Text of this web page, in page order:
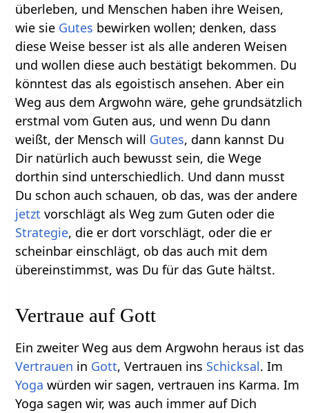
überleben, und Menschen haben ihre Weisen,
wie sie Gutes bewirken wollen; denken, dass
diese Weise besser ist als alle anderen Weisen
und wollen diese auch bestätigt bekommen. Du
könntest das als egoistisch ansehen. Aber ein
Weg aus dem Argwohn wäre, gehe grundsätzlich
erstmal vom Guten aus, und wenn Du dann
weißt, der Mensch will Gutes, dann kannst Du
Dir natürlich auch bewusst sein, die Wege
dorthin sind unterschiedlich. Und dann musst
Du schon auch schauen, ob das, was der andere
jetzt vorschlägt als Weg zum Guten oder die
Strategie, die er dort vorschlägt, oder die er
scheinbar einschlägt, ob das auch mit dem
übereinstimmst, was Du für das Gute hältst.
Vertraue auf Gott
Ein zweiter Weg aus dem Argwohn heraus ist das
Vertrauen in Gott, Vertrauen ins Schicksal. Im
Yoga würden wir sagen, vertrauen ins Karma. Im
Yoga sagen wir, was auch immer auf Dich